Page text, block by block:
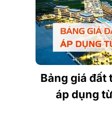
Bảng giá đất
áp dụng